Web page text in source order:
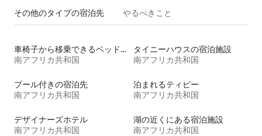
その他のタ⁠イ⁠プ⁠の宿⁠泊⁠先 やるべきこと
車椅子から移乗できるベッドがある宿泊施設
南アフリカ共和国
タイニーハウスの宿泊施設
南アフリカ共和国
プール付きの宿泊先
南アフリカ共和国
泊まれるティピー
南アフリカ共和国
デザイナーズホテル
南アフリカ共和国
湖の近くにある宿泊施設
南アフリカ共和国